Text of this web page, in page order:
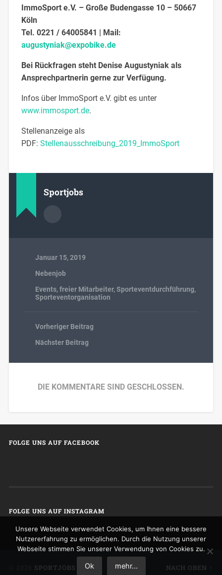
ImmoSport e.V. – Große Budengasse 10 – 50667
Köln
Tel. 0221 / 64005841 | Mail:
augustyniak@expobike.de
Bei Rückfragen steht Denise Augustyniak als
Ansprechpartnerin gerne zur Verfügung.
Infos über ImmoSport e.V. gibt es unter
www.immosport.de.
Stellenanzeige als
PDF: Stellenausschreibung_2019_ImmoSport
Sportjobs
Januar 15, 2019
Nebenjob
Events,freier Mitarbeiter,Sporteventdurchführung,
Sporteventorganisation
Vorheriger Beitrag
Nächster Beitrag
DIE KOMMENTARE SIND GESCHLOSSEN.
FOLGE UNS AUF FACEBOOK
FOLGE UNS AUF INSTAGRAM
SPORTJOBS NACH OBEN ↑
Unsere Webseite verwendet Cookies, um Ihnen eine bessere
Nutzererfahrung zu ermöglichen. Durch die Nutzung unserer
Webseite stimmen Sie unserer Verwendung von Cookies zu.
Ok mehr...